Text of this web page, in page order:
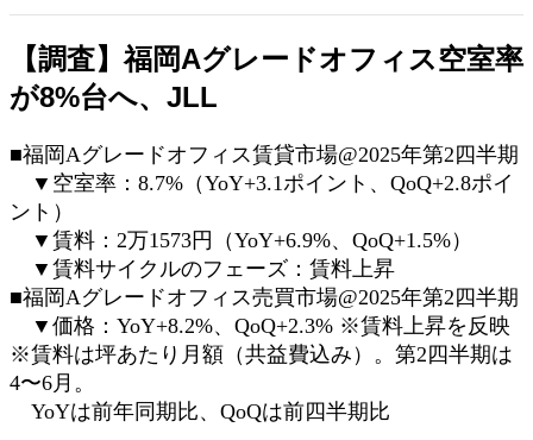
【調査】福岡Aグレードオフィス空室率
が8%台へ、JLL
■福岡Aグレードオフィス賃貸市場@2025年第2四半期
▼空室率：8.7%（YoY+3.1ポイント、QoQ+2.8ポイ
ント）
▼賃料：2万1573円（YoY+6.9%、QoQ+1.5%）
▼賃料サイクルのフェーズ：賃料上昇
■福岡Aグレードオフィス売買市場@2025年第2四半期
▼価格：YoY+8.2%、QoQ+2.3% ※賃料上昇を反映
※賃料は坪あたり月額（共益費込み）。第2四半期は
4〜6月。
YoYは前年同期比、QoQは前四半期比